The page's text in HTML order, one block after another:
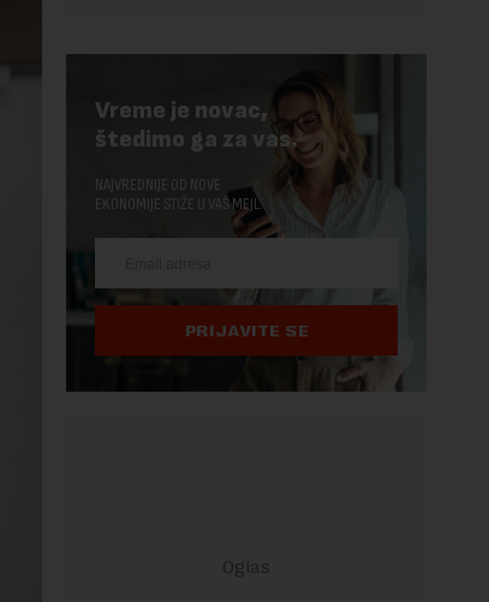
Vreme je novac,
štedimo ga za vas.
NAJVREDNIJE OD NOVE
EKONOMIJE STIŽE U VAŠ MEJL.
PRIJAVITE SE